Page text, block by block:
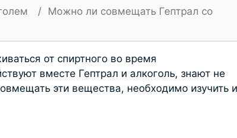
/
Можно ли совмещать Гептрал со
от спиртного во время
вместе Гептрал и алкоголь, знают не
эти вещества, необходимо изучить